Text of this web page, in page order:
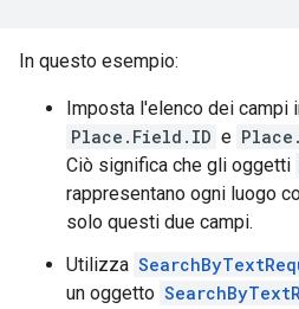
In questo esempio:
Imposta l'elenco dei campi
Place.Field.ID e
Ciò significa che gli oggetti
rappresentano ogni luogo
solo questi due campi.
Utilizza
un oggetto